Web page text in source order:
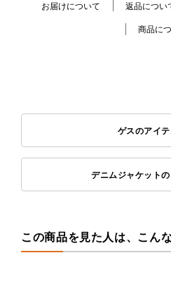
お届けについて 返品につい
商品に
ゲスのアイ
デニムジャケット
この商品を見た人は、こん